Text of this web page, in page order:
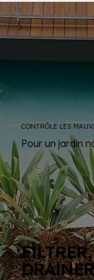
CONTRÔLE LES
Pour un jardin